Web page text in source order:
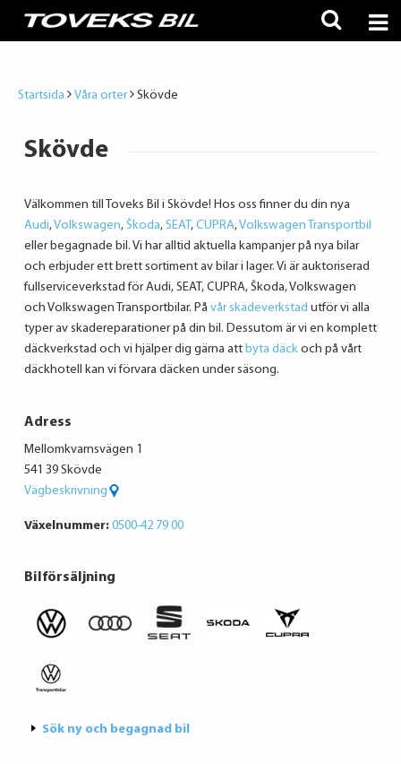
Startsida Våra orter Skövde
Skövde
Välkommen till Toveks Bil i Skövde! Hos oss finner du din nya
Audi,Volkswagen, Škoda, SEAT, CUPRA,Volkswagen Transportbil
eller begagnade bil. Vi har alltid aktuella kampanjer på nya bilar
och erbjuder ett brett sortiment av bilar i lager. Vi är auktoriserad
fullserviceverkstad för Audi, SEAT, CUPRA, Škoda, Volkswagen
och Volkswagen Transportbilar. På vår skadeverkstad utför vi alla
typer av skadereparationer på din bil. Dessutom är vi en komplett
däckverkstad och vi hjälper dig gärna att byta däck och på vårt
däckhotell kan vi förvara däcken under säsong.
Adress
Mellomkvarnsvägen 1
541 39 Skövde
Vägbeskrivning
Växelnummer: 0500-42 79 00
Bilförsäljning
Sök ny och begagnad bil